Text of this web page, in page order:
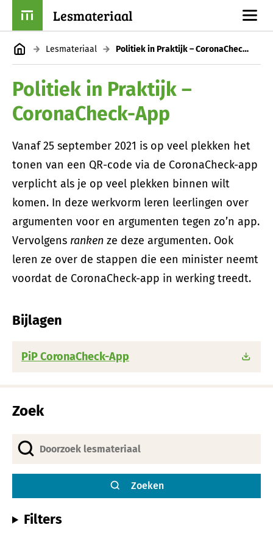
Lesmateriaal
Lesmateriaal Politiek in Praktijk – CoronaCheck-App
Politiek in Praktijk –
CoronaCheck-App
Vanaf 25 september 2021 is op veel plekken het
tonen van een QR-code via de CoronaCheck-app
verplicht als je op veel plekken binnen wilt
komen. In deze werkvorm leren leerlingen over
argumenten voor en argumenten tegen zo’n app.
Vervolgens ranken ze deze argumenten. Ook
leren ze over de stappen die een minister neemt
voordat de CoronaCheck-app in werking treedt.
Bijlagen
PiP CoronaCheck-App
Zoek
Zoeken
Filters